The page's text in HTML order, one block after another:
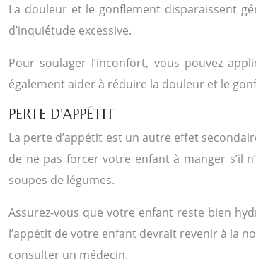
La douleur et le gonflement disparaissent
d’inquiétude excessive.
Pour soulager l’inconfort, vous pouvez
également aider à réduire la douleur et le
PERTE D’APPÉTIT
La perte d’appétit est un autre effet
de ne pas forcer votre enfant à manger s’il
soupes de légumes.
Assurez-vous que votre enfant reste bien
l’appétit de votre enfant devrait revenir à la
consulter un médecin.